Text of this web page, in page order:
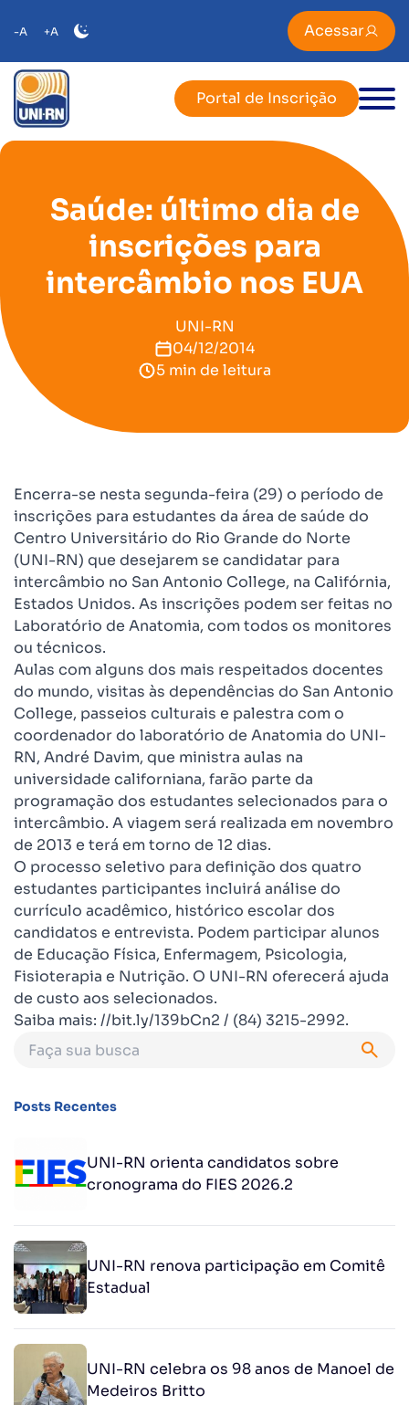
-A +A Acessar
Portal de Inscrição
Saúde: último dia de
inscrições para
intercâmbio nos EUA
UNI-RN
04/12/2014
5 min de leitura
Encerra-se nesta segunda-feira (29) o período de
inscrições para estudantes da área de saúde do
Centro Universitário do Rio Grande do Norte
(UNI-RN) que desejarem se candidatar para
intercâmbio no San Antonio College, na Califórnia,
Estados Unidos. As inscrições podem ser feitas no
Laboratório de Anatomia, com todos os monitores
ou técnicos.
Aulas com alguns dos mais respeitados docentes
do mundo, visitas às dependências do San Antonio
College, passeios culturais e palestra com o
coordenador do laboratório de Anatomia do UNI-
RN, André Davim, que ministra aulas na
universidade californiana, farão parte da
programação dos estudantes selecionados para o
intercâmbio. A viagem será realizada em novembro
de 2013 e terá em torno de 12 dias.
O processo seletivo para definição dos quatro
estudantes participantes incluirá análise do
currículo acadêmico, histórico escolar dos
candidatos e entrevista. Podem participar alunos
de Educação Física, Enfermagem, Psicologia,
Fisioterapia e Nutrição. O UNI-RN oferecerá ajuda
de custo aos selecionados.
Saiba mais: //bit.ly/139bCn2 / (84) 3215-2992.
Posts Recentes
UNI-RN orienta candidatos sobre
cronograma do FIES 2026.2
UNI-RN renova participação em Comitê
Estadual
UNI-RN celebra os 98 anos de Manoel de
Medeiros Britto